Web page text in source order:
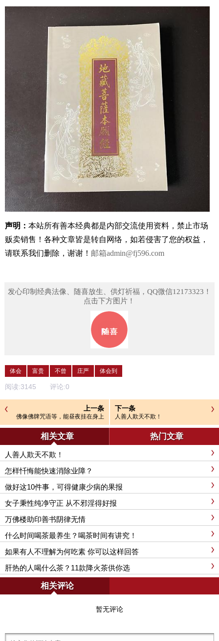
声明： 本站所有善本经典都是内部交流使用资料，禁止市场
贩卖销售！ 各种文章皆是转自网络，如若侵害了您的权益，
请联系我们删除，谢谢！ 邮箱admin@fj596.com
发心印制经典法像、随喜放生、供灯祈福，QQ微信12173323！
点击下方图片！
体会 富贵 不曾 庄严 体会到
阅读:3145 评论:0
上一条
佛像佛牌咒语等，能昼夜挂在身上
吗？
下一条
人善人欺天不欺！
相关文章 热门文章
人善人欺天不欺！
怎样忏悔能快速消除业障？
做好这10件事，可得健康少病的果报
女子秉性纯净守正 从不邪淫得好报
万佛楼助印善书阴律无情
什么时间喝茶最养生？喝茶时间有讲究！
如果有人不理解为何吃素 你可以这样回答
肝热的人喝什么茶？11款降火茶供你选
相关评论
暂无评论